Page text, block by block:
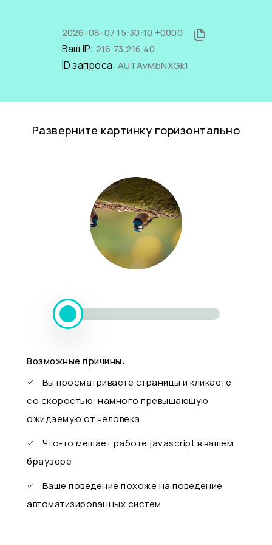
2026-08-07 15:30:10 +0000
Ваш IP: 216.73.216.40
ID запроса: AUTAvMbNXGk1
Разверните картинку горизонтально
Возможные причины:
Вы просматриваете страницы и кликаете
со скоростью, намного превышающую
ожидаемую от человека
Что-то мешает работе javascript в вашем
браузере
Ваше поведение похоже на поведение
автоматизированных систем